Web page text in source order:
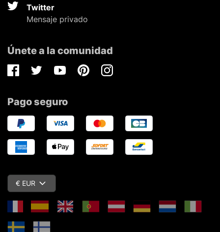
Twitter
Mensaje privado
Únete a la comunidad
FacebookTwitterYoutubePinterestInstagram
Pago seguro
€ EUR